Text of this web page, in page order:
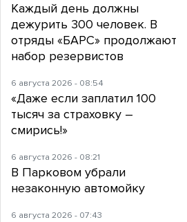
Каждый день должны
дежурить 300 человек. В
отряды «БАРС» продолжают
набор резервистов
6 августа 2026 - 08:54
«Даже если заплатил 100
тысяч за страховку –
смирись!»
6 августа 2026 - 08:21
В Парковом убрали
незаконную автомойку
6 августа 2026 - 07:43